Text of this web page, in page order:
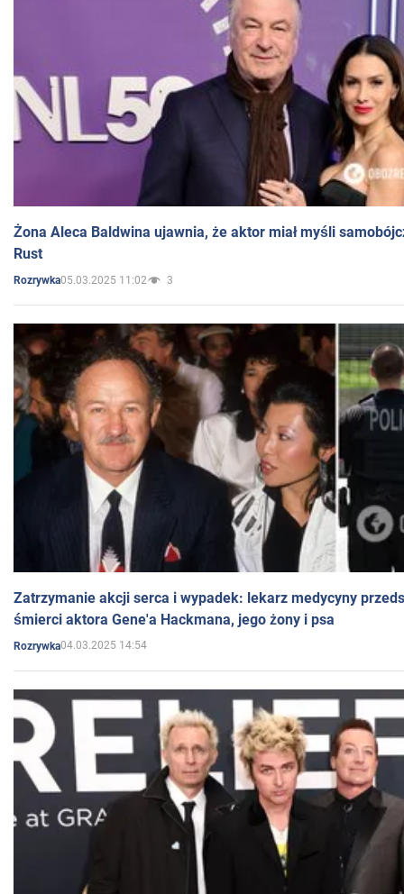
Żona Aleca Baldwina ujawnia, że aktor miał myśli
Rust
Rozrywka05.03.2025 11:02 3
Zatrzymanie akcji serca i wypadek: lekarz medycyny
śmierci aktora Gene'a Hackmana, jego żony i psa
Rozrywka04.03.2025 14:54